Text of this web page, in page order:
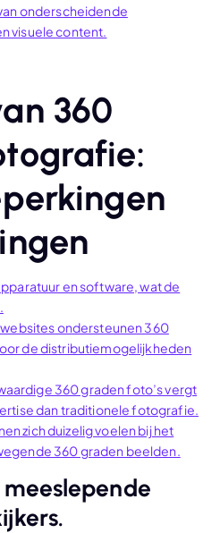
onderscheidende
visuele content.
360
en software, wat de
ondersteunen 360
de distributiemogelijkheden
360 graden foto’s vergt
dan traditionele fotografie.
zich duizelig voelen bij het
360 graden beelden.